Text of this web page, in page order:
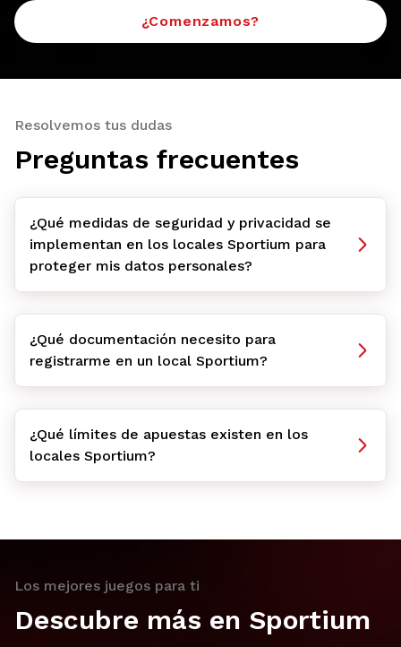
¿Comenzamos?
Resolvemos tus dudas
Preguntas frecuentes
¿Qué medidas de seguridad y privacidad se
implementan en los locales Sportium para
proteger mis datos personales?
¿Qué documentación necesito para
registrarme en un local Sportium?
¿Qué límites de apuestas existen en los
locales Sportium?
Los mejores juegos para ti
Descubre más en Sportium